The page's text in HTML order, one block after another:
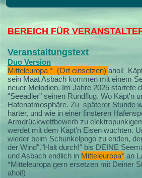
BEREICH FÜR
Veranstaltungstext
Duo Version
Mitteleuropa * (Ort einsetzen) ahoi!
sein Maat Asbach kommen mit einem
neuer Melodien. Im Jahre 2025 startete
"Seeadler" seinen Rundflug. Wo Käpt'n
Hafenatmosphäre. Zu späterer Stunde
härter, und wie in einer finsteren
Armdrückwettbewerb zu
werdet mit dem Käpt'n Eisen wuchten.
wieder beim Schunkelpogo zu enden,
der Wind"."Halt durch!" bis DEINE
und Asbach endlich in Mitteleuropa* an
*Mitteleuropa gern ersetzen mit Deiner
ahoi!)